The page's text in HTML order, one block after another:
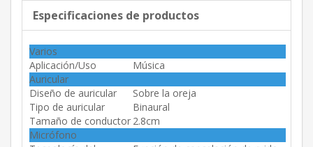
Especificaciones de productos
Varios
Aplicación/Uso
Música
Auricular
Diseño de auricular
Sobre la oreja
Tipo de auricular
Binaural
Tamaño de conductor 2.8cm
Micrófono